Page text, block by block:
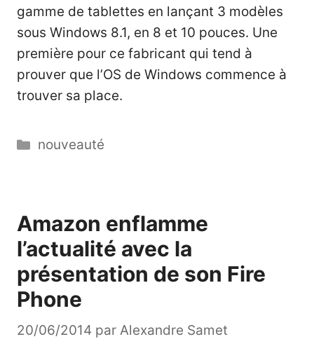
gamme de tablettes en lançant 3 modèles
sous Windows 8.1, en 8 et 10 pouces. Une
première pour ce fabricant qui tend à
prouver que l’OS de Windows commence à
trouver sa place.
Catégories
nouveauté
Amazon enflamme
l’actualité avec la
présentation de son Fire
Phone
20/06/2014 par Alexandre Samet